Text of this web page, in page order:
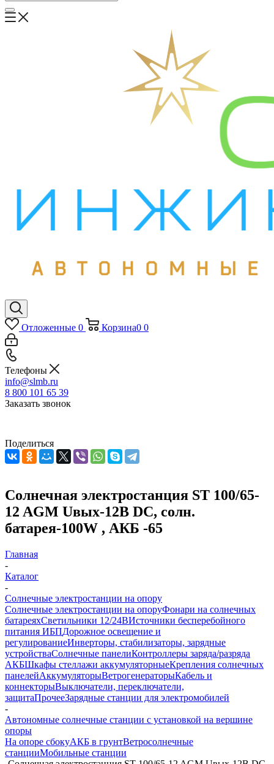
Отложенные 0 Корзина0 0
Телефоны
info@slmb.ru
8 800 101 65 39
Заказать звонок
Поделиться
Солнечная электростанция ST 100/65-
12 AGM Uвых-12В DC, солн.
батарея-100W , АКБ -65
Главная
-
Каталог
-
Солнечные электростанции на опору
Солнечные электростанции на опоруФонари на солнечных
батареяхСветильники 12/24ВИсточники бесперебойного
питания ИБПДорожное освещение и
регулированиеИнверторы, стабилизаторы, зарядные
устройстваСолнечные панелиКонтроллеры заряда/разряда
АКБШкафы стеллажи аккумуляторныеКрепления солнечных
панелейАккумуляторыВетрогенераторыКабель и
коннекторыВыключатели, переключатели,
защитаПрочееЗарядные станции для электромобилей
-
Автономные солнечные станции с установкой на вершине
опоры
На опоре сбокуАКБ в грунтВетросолнечные
станцииМобильные станции